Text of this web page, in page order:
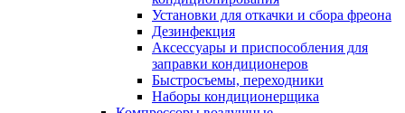
Установки для откачки и сбора фреона
Дезинфекция
Аксессуары и приспособления для
заправки кондиционеров
Быстросъемы, переходники
Наборы кондиционерщика